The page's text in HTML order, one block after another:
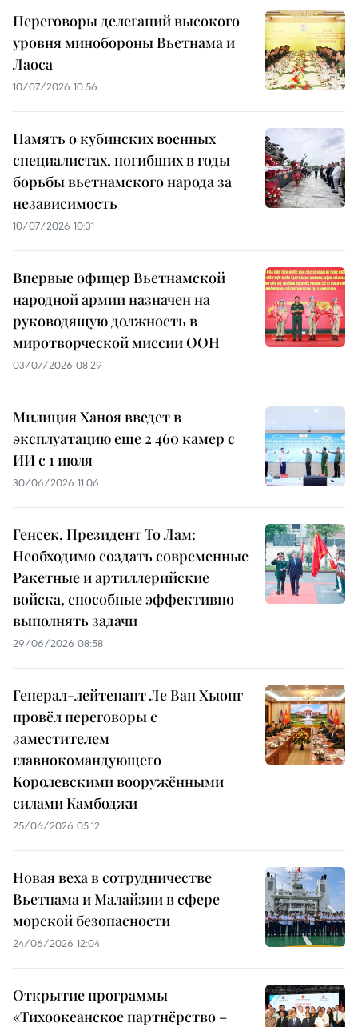
Переговоры делегаций высокого
уровня минобороны Вьетнама и
Лаоса
10/07/2026 10:56
Память о кубинских военных
специалистах, погибших в годы
борьбы вьетнамского народа за
независимость
10/07/2026 10:31
Впервые офицер Вьетнамской
народной армии назначен на
руководящую должность в
миротворческой миссии ООН
03/07/2026 08:29
Милиция Ханоя введет в
эксплуатацию еще 2 460 камер с
ИИ с 1 июля
30/06/2026 11:06
Генсек, Президент То Лам:
Необходимо создать современные
Ракетные и артиллерийские
войска, способные эффективно
выполнять задачи
29/06/2026 08:58
Генерал-лейтенант Ле Ван Хыонг
провёл переговоры с
заместителем
главнокомандующего
Королевскими вооружёнными
силами Камбоджи
25/06/2026 05:12
Новая веха в сотрудничестве
Вьетнама и Малайзии в сфере
морской безопасности
24/06/2026 12:04
Открытие программы
«Тихоокеанское партнёрство –